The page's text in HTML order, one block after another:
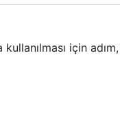
için